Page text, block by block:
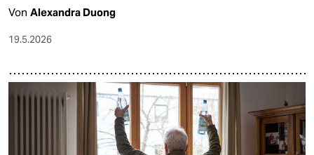
Von Alexandra Duong
19.5.2026